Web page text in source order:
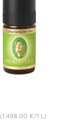
(1.498,00 €/1 L)